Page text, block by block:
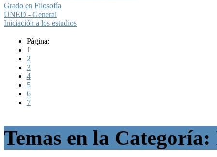
Grado en Filosofía
UNED - General
Iniciación a los estudios
Página:
1
2
3
4
5
6
7
Temas en la